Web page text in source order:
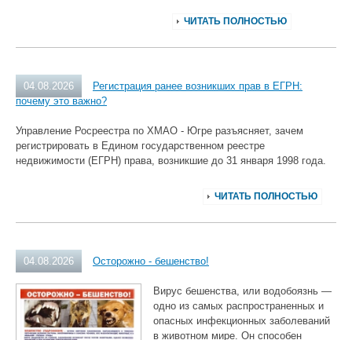
ЧИТАТЬ ПОЛНОСТЬЮ
04.08.2026
Регистрация ранее возникших прав в ЕГРН:
почему это важно?
Управление Росреестра по ХМАО - Югре разъясняет, зачем
регистрировать в Едином государственном реестре
недвижимости (ЕГРН) права, возникшие до 31 января 1998 года.
ЧИТАТЬ ПОЛНОСТЬЮ
04.08.2026 Осторожно - бешенство!
Вирус бешенства, или водобоязнь —
одно из самых распространенных и
опасных инфекционных заболеваний
в животном мире. Он способен